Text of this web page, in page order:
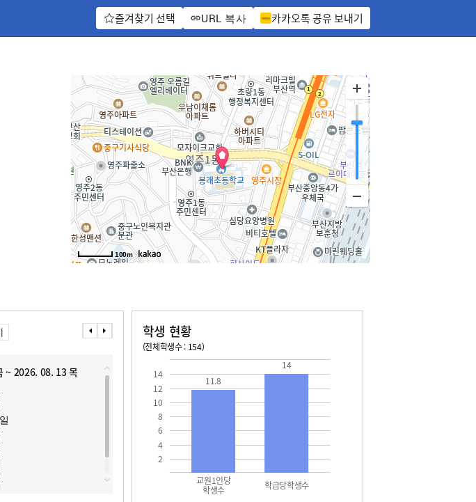
즐겨찾기 선택 URL 복사 카카오톡 공유 보내기
100m
~ 2026. 08. 13 목 2026. 08. 14 금 ~ 2026. 08. 20 목
08. 15 토 - 여름방학
08. 15 토 - 광복절
08. 16 일 - 여름방학
08. 17 월 - 여름방학
08. 17 월 - 대체공휴일
08. 18 화 - 여름방학
08. 19 수 - 여름방학
08. 20 목 - 여름방학
학생 현황
(전체학생수 : 154)
2
4
6
8
10
12
14
교원1인당
학생수 학급당학생수
11.8
14